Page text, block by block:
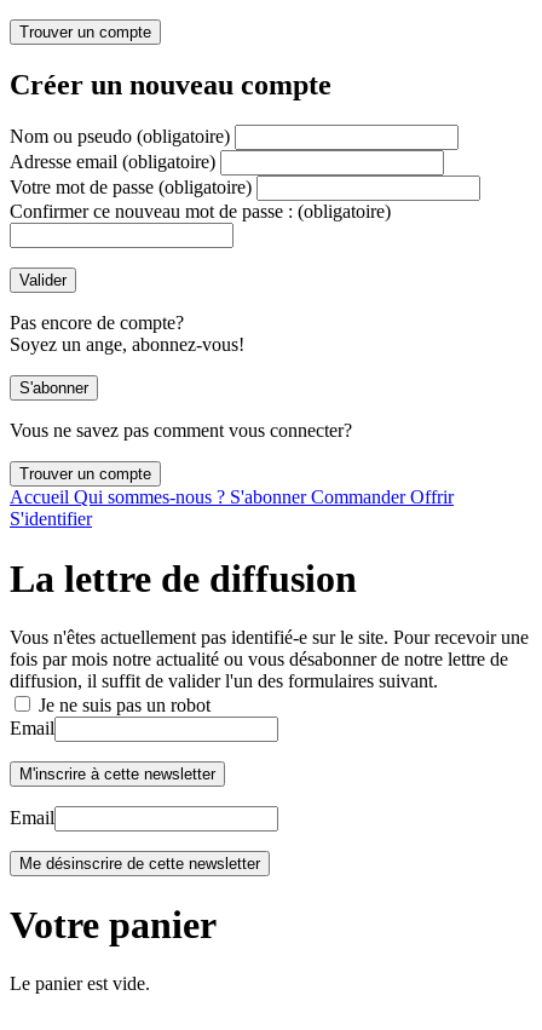
Créer un nouveau compte
Nom ou pseudo (obligatoire)
Adresse email (obligatoire)
Votre mot de passe (obligatoire)
Confirmer ce nouveau mot de passe : (obligatoire)
Pas encore de compte?
Soyez un ange, abonnez-vous!
Vous ne savez pas comment vous connecter?
Accueil Qui sommes-nous ? S'abonnerCommanderOffrir
S'identifier
La lettre de diffusion
Vous n'êtes actuellement pas identifié-e sur le site. Pour recevoir une
fois par mois notre actualité ou vous désabonner de notre lettre de
diffusion, il suffit de valider l'un des formulaires suivant.
Je ne suis pas un robot
Email
Email
Votre panier
Le panier est vide.